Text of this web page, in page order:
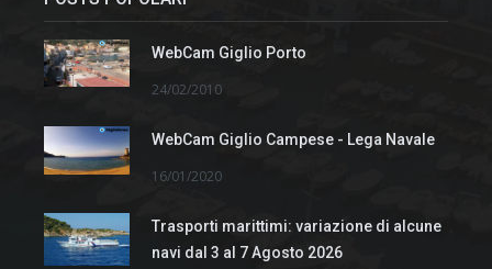
WebCam Giglio Porto
24/02/2010
WebCam Giglio Campese - Lega Navale
16/01/2020
Trasporti marittimi: variazione di alcune
navi dal 3 al 7 Agosto 2026